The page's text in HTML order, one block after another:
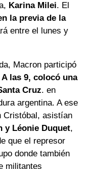
Karina Milei. El
la previa de la
entre el lunes y
Macron participó
A las 9, colocó una
Cruz. en
argentina. A ese
Cristóbal, asistían
y Léonie Duquet,
que el represor
donde también
militantes